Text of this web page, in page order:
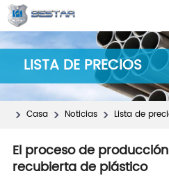
LISTA DE PRECIOS
Casa Noticias Lista de
El proceso de
recubierta de plástico